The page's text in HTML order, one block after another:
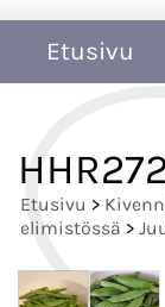
Etusivu
Etusivu >
elimistössä >